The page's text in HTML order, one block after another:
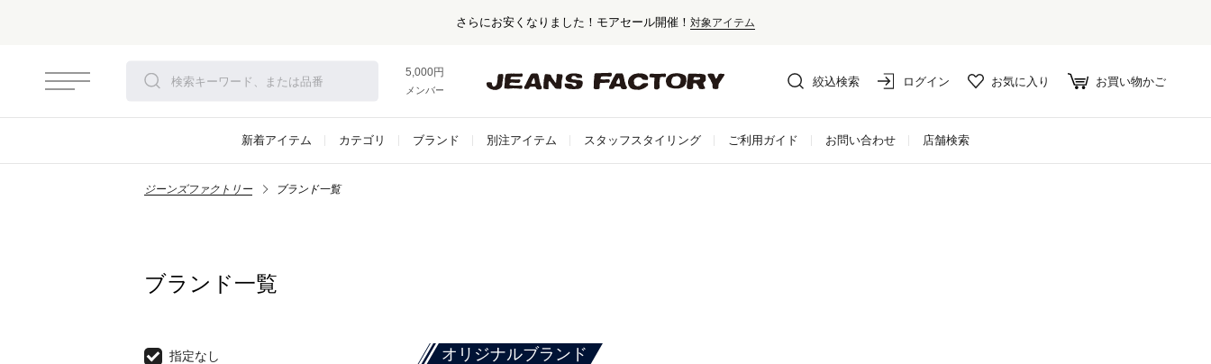
さらにお安くなりました！モアセール開催！ 対象アイテム
5,000円以上お買い上げで送料無料！
メンバー登録でお得な情報をゲット。さらに詳しく
絞込検索 ログイン お気に入り お買い物かご
新着アイテム カテゴリ ブランド 別注アイテム スタッフスタイリング ご利用ガイド お問い合わせ 店舗検索
ジーンズファクトリー ブランド一覧
ブランド一覧
指定なし
オリジナルブランド